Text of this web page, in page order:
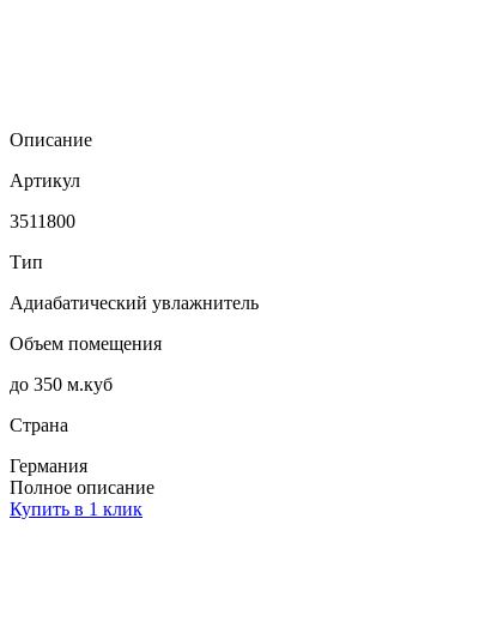
Описание
Артикул
3511800
Тип
Адиабатический увлажнитель
Объем помещения
до 350 м.куб
Страна
Германия
Полное описание
Купить в 1 клик